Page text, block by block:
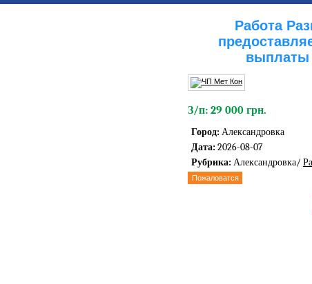
Работа
выплаты
З/п: 29 000 грн.
Город: Александровка
Дата: 2026-08-07
Рубрика: Александровка/
Пожаловатся